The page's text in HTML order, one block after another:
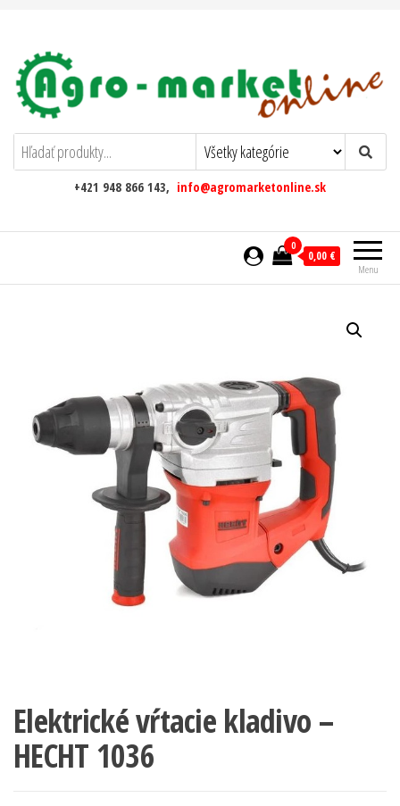
AgromarketOnline
+421 948 866 143, info@agromarketonline.sk
Menu
0
0,00 €
Elektrické vŕtacie kladivo –
HECHT 1036